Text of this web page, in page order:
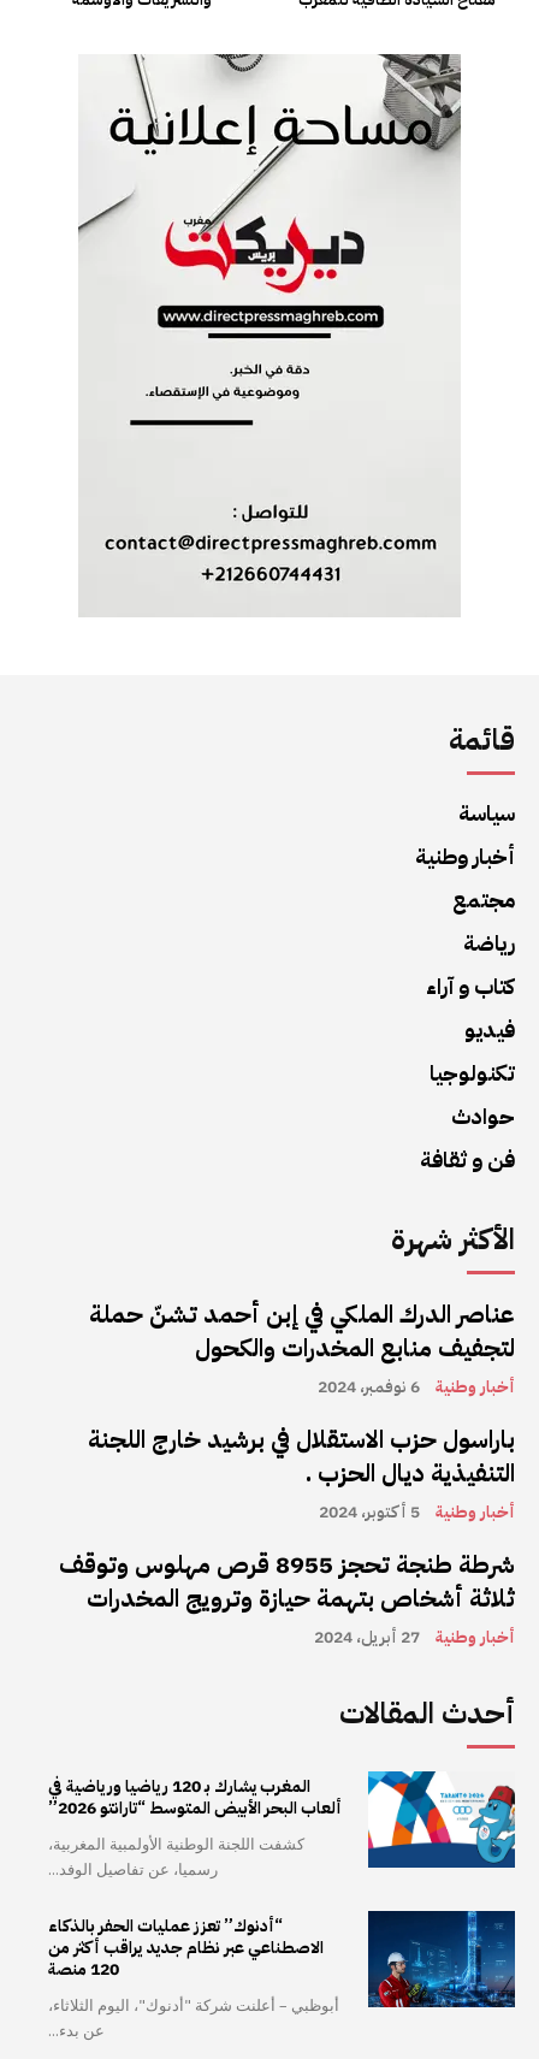
قائمة
سياسة
أخبار وطنية
مجتمع
رياضة
كتاب و آراء
فيديو
تكنولوجيا
حوادث
فن و ثقافة
الأكثر شهرة
عناصر الدرك الملكي في إبن أحمد تشنّ حملة
لتجفيف منابع المخدرات والكحول
أخبار وطنية 6 نوفمبر، 2024
باراسول حزب الاستقلال في برشيد خارج اللجنة
التنفيذية ديال الحزب .
أخبار وطنية 5 أكتوبر، 2024
شرطة طنجة تحجز 8955 قرص مهلوس وتوقف
ثلاثة أشخاص بتهمة حيازة وترويج المخدرات
أخبار وطنية 27 أبريل، 2024
أحدث المقالات
المغرب يشارك بـ 120 رياضيا ورياضية في
ألعاب البحر الأبيض المتوسط “تارانتو 2026”
كشفت اللجنة الوطنية الأولمبية المغربية،
رسميا، عن تفاصيل الوفد...
“أدنوك” تعزز عمليات الحفر بالذكاء
الاصطناعي عبر نظام جديد يراقب أكثر من
120 منصة
أبوظبي – أعلنت شركة "أدنوك"، اليوم الثلاثاء،
عن بدء...